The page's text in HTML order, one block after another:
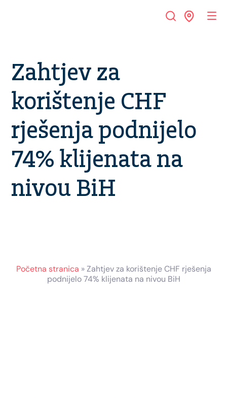
Zahtjev za
korištenje CHF
rješenja podnijelo
74% klijenata na
nivou BiH
Početna stranica »Zahtjev za korištenje CHF rješenja
podnijelo 74% klijenata na nivou BiH